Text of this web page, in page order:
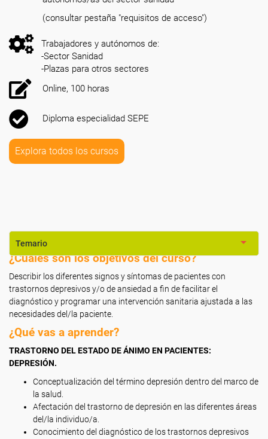
(consultar pestaña "requisitos de acceso")
Trabajadores y autónomos de:
-Sector Sanidad
-Plazas para otros sectores
Online, 100 horas
Diploma especialidad SEPE
Explora todos los cursos
Temario
¿Cuáles son los objetivos del curso?
Describir los diferentes signos y síntomas de pacientes con
trastornos depresivos y/o de ansiedad a fin de facilitar el
diagnóstico y programar una intervención sanitaria ajustada a las
necesidades del/la paciente.
¿Qué vas a aprender?
TRASTORNO DEL ESTADO DE ÁNIMO EN PACIENTES:
DEPRESIÓN.
Conceptualización del término depresión dentro del marco de
la salud.
Afectación del trastorno de depresión en las diferentes áreas
del/la individuo/a.
Conocimiento del diagnóstico de los trastornos depresivos